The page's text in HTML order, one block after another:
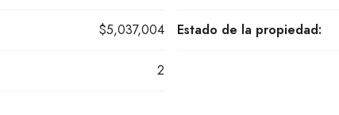
$5,037,004
2
Estado de la propiedad: